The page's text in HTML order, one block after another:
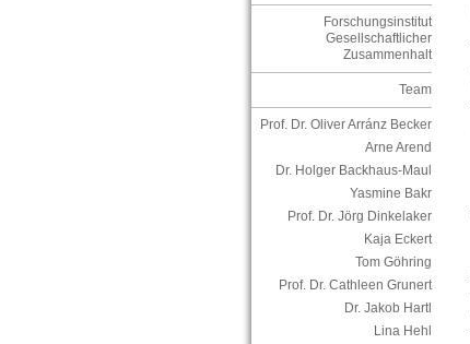
Forschungsinstitut
Gesellschaftlicher
Zusammenhalt
Team
Prof. Dr. Oliver Arránz Becker
Arne Arend
Dr. Holger Backhaus-Maul
Yasmine Bakr
Prof. Dr. Jörg Dinkelaker
Kaja Eckert
Tom Göhring
Prof. Dr. Cathleen Grunert
Dr. Jakob Hartl
Lina Hehl